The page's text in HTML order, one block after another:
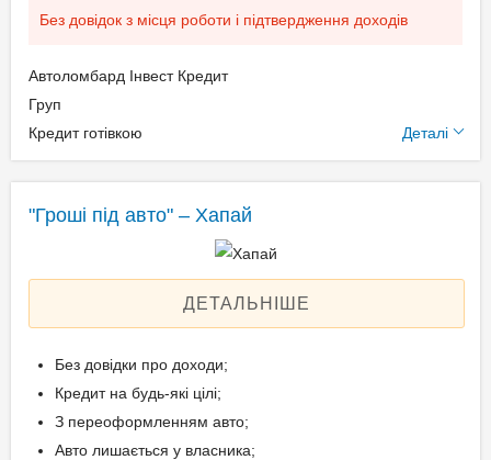
чоловіка;
розпорядження авто.
Вік позичальника
Без довідок з місця роботи і підтвердження доходів
Автоломбард Інвест Кредит
Груп
Кредит готівкою
Деталі
Застава: Автотранспорт
Дострокове погашення:
Дострокове без штрафів
кредиту
"Гроші під авто" – Хапай
ДЕТАЛЬНІШЕ
Без довідки про доходи;
Кредит на будь-які цілі;
З переоформленням авто;
Авто лишається у власника;